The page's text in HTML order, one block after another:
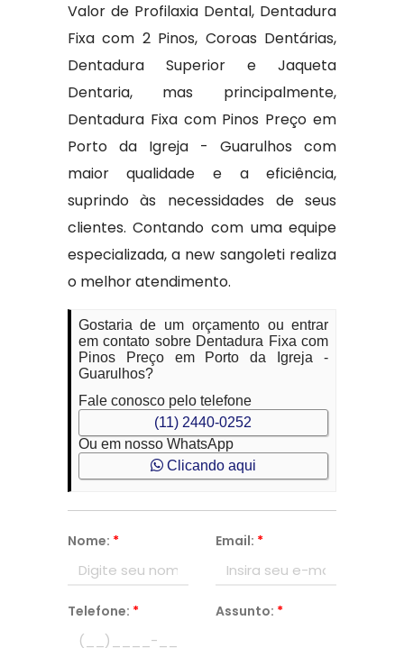
Valor de Profilaxia Dental, Dentadura
Fixa com 2 Pinos, Coroas Dentárias,
Dentadura Superior e Jaqueta
Dentaria, mas principalmente,
Dentadura Fixa com Pinos Preço em
Porto da Igreja - Guarulhos com
maior qualidade e a eficiência,
suprindo às necessidades de seus
clientes. Contando com uma equipe
especializada, a new sangoleti realiza
o melhor atendimento.
Gostaria de um orçamento ou entrar
em contato sobre Dentadura Fixa com
Pinos Preço em Porto da Igreja -
Guarulhos?
Fale conosco pelo telefone
(11) 2440-0252
Ou em nosso WhatsApp
Clicando aqui
Nome: * Email: *
Telefone: * Assunto: *